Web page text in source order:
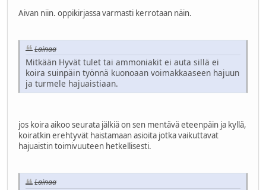
Aivan niin. oppikirjassa varmasti kerrotaan näin.
Lainaa
Mitkään Hyvät tulet tai ammoniakit ei auta sillä ei
koira suinpäin työnnä kuonoaan voimakkaaseen hajuun
ja turmele hajuaistiaan.
jos koira aikoo seurata jälkiä on sen mentävä eteenpäin ja kyllä,
koiratkin erehtyvät haistamaan asioita jotka vaikuttavat
hajuaistin toimivuuteen hetkellisesti.
Lainaa